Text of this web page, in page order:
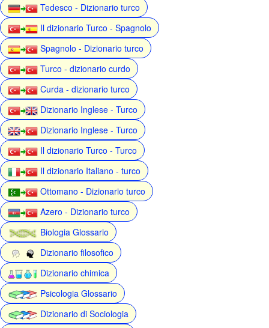
Tedesco - Dizionario turco
Il dizionario Turco - Spagnolo
Spagnolo - Dizionario turco
Turco - dizionario curdo
Curda - dizionario turco
Dizionario Inglese - Turco
Dizionario Inglese - Turco
Il dizionario Turco - Turco
Il dizionario Italiano - turco
Ottomano - Dizionario turco
Azero - Dizionario turco
Biologia Glossario
Dizionario filosofico
Dizionario chimica
Psicologia Glossario
Dizionario di Sociologia